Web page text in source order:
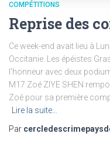
COMPÉTITIONS
Reprise des
Ce week-end avait lieu à
Occitanie. Les épéistes
l’honneur avec deux
M17 Zoé ZIYE SHEN
Zoé pour sa première
Lire la suite…
Par